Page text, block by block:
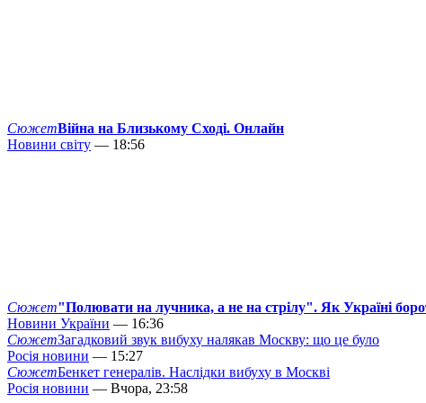
СюжетВійна на Близькому Сході. Онлайн
Новини світу — 18:56
Сюжет"Полювати на лучника, а не на стрілу". Як Україні
Новини України — 16:36
СюжетЗагадковий звук вибуху налякав Москву: що це було
Росія новини — 15:27
СюжетБенкет генералів. Наслідки вибуху в Москві
Росія новини — Вчора, 23:58